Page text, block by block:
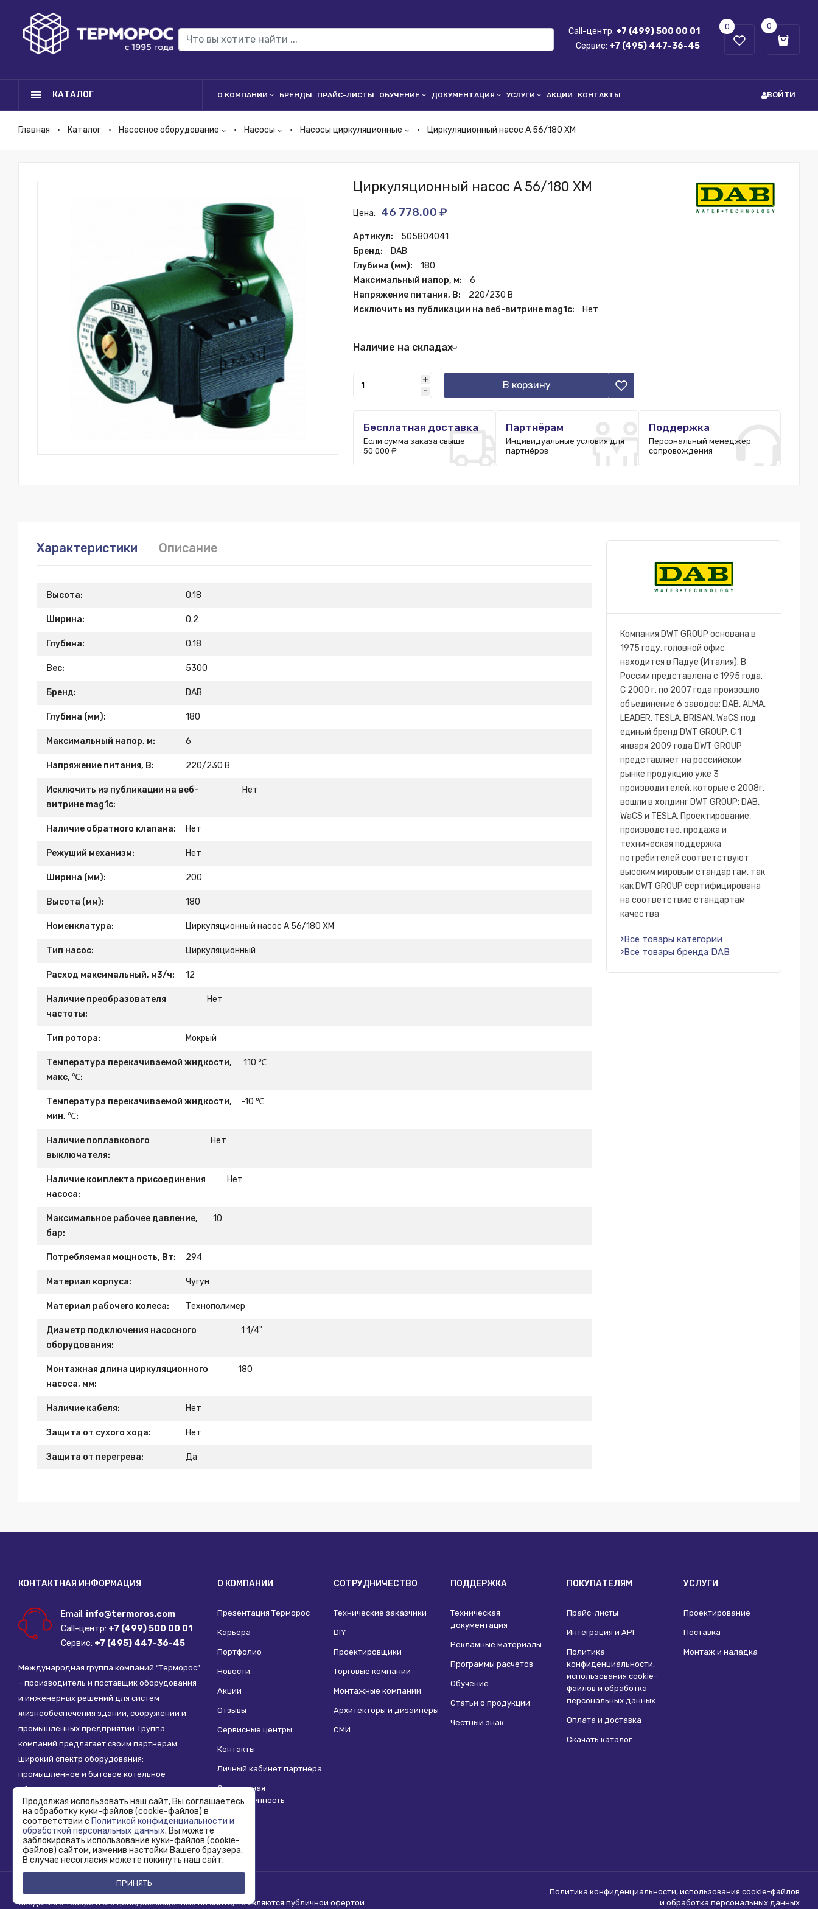
Call-центр: +7 (499) 500 00 01
Сервис: +7 (495) 447-36-45
0 0
КАТАЛОГ О КОМПАНИИ БРЕНДЫ ПРАЙС-ЛИСТЫ ОБУЧЕНИЕ ДОКУМЕНТАЦИЯ УСЛУГИ АКЦИИ КОНТАКТЫ ВОЙТИ
Главная Каталог Насосное оборудование Насосы Насосы циркуляционные Циркуляционный насос A 56/180 XM
Циркуляционный насос A 56/180 XM
Цена: 46 778.00 ₽
Артикул:
505804041
Бренд:
DAB
Глубина (мм):
180
Максимальный напор, м:
6
Напряжение питания, В:
220/230 В
Исключить из публикации на веб-витрине mag1c:
Нет
Наличие на складах
Москва:
Ростов-на-Дону:2 шт.
Краснодар:1 шт.
+
-
В корзину
Бесплатная доставка
Если сумма заказа свыше
50 000 ₽
Партнёрам
Индивидуальные условия для
партнёров
Поддержка
Персональный менеджер
сопровождения
Характеристики Описание
Высота: 0.18
Ширина: 0.2
Глубина: 0.18
Вес: 5300
Бренд: DAB
Глубина (мм): 180
Максимальный напор, м: 6
Напряжение питания, В: 220/230 В
Исключить из публикации на веб-
витрине mag1c:
Нет
Наличие обратного клапана: Нет
Режущий механизм: Нет
Ширина (мм): 200
Высота (мм): 180
Номенклатура: Циркуляционный насос A 56/180 XM
Тип насос: Циркуляционный
Расход максимальный, м3/ч: 12
Наличие преобразователя
частоты:
Нет
Тип ротора: Мокрый
Температура перекачиваемой жидкости,
макс, ℃:
110 ℃
Температура перекачиваемой жидкости,
мин, ℃:
-10 ℃
Наличие поплавкового
выключателя:
Нет
Наличие комплекта присоединения
насоса:
Нет
Максимальное рабочее давление,
бар:
10
Потребляемая мощность, Вт: 294
Материал корпуса: Чугун
Материал рабочего колеса: Технополимер
Диаметр подключения насосного
оборудования:
1 1/4"
Монтажная длина циркуляционного
насоса, мм:
180
Наличие кабеля: Нет
Защита от сухого хода: Нет
Защита от перегрева: Да
Компания DWT GROUP основана в
1975 году, головной офис
находится в Падуе (Италия). В
России представлена с 1995 года.
С 2000 г. по 2007 года произошло
объединение 6 заводов: DAB, ALMA,
LEADER, TESLA, BRISAN, WaCS под
единый бренд DWT GROUP. C 1
января 2009 года DWT GROUP
представляет на российском
рынке продукцию уже 3
производителей, которые с 2008г.
вошли в холдинг DWT GROUP: DAB,
WaCS и TESLA. Проектирование,
производство, продажа и
техническая поддержка
потребителей соответствуют
высоким мировым стандартам, так
как DWT GROUP сертифицирована
на соответствие стандартам
качества
Все товары категории
Все товары бренда DAB
КОНТАКТНАЯ ИНФОРМАЦИЯ
Email: info@termoros.com
Call-центр: +7 (499) 500 00 01
Сервис: +7 (495) 447-36-45
Международная группа компаний “Терморос”
– производитель и поставщик оборудования
и инженерных решений для систем
жизнеобеспечения зданий, сооружений и
промышленных предприятий. Группа
компаний предлагает своим партнерам
широкий спектр оборудования:
промышленное и бытовое котельное
оборудование, системы отопления,
водоснабжения, водоподготовки и другие
инженерные системы.
О КОМПАНИИ
Презентация Терморос
Карьера
Портфолио
Новости
Акции
Отзывы
Сервисные центры
Контакты
Личный кабинет партнёра
Социальная
ответственность
СОТРУДНИЧЕСТВО
Технические заказчики
DIY
Проектировщики
Торговые компании
Монтажные компании
Архитекторы и дизайнеры
СМИ
ПОДДЕРЖКА
Техническая
документация
Рекламные материалы
Программы расчетов
Обучение
Статьи о продукции
Честный знак
ПОКУПАТЕЛЯМ
Прайс-листы
Интеграция и API
Политика
конфиденциальности,
использования сookie-
файлов и обработка
персональных данных
Оплата и доставка
Скачать каталог
УСЛУГИ
Проектирование
Поставка
Монтаж и наладка
Copyright © 1995 - 2026 Termoros. Все права защищены.
Сведения о товаре и его цене, размещенные на сайте, не являются публичной офертой.
Политика конфиденциальности, использования сookie-файлов
и обработка персональных данных
Продолжая использовать наш сайт, Вы соглашаетесь
на обработку куки-файлов (cookie-файлов) в
соответствии с Политикой конфиденциальности и
обработкой персональных данных. Вы можете
заблокировать использование куки-файлов (cookie-
файлов) сайтом, изменив настойки Вашего браузера.
В случае несогласия можете покинуть наш сайт.
ПРИНЯТЬ